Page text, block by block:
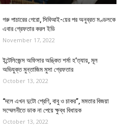
গরু পাচারের গেরো, সিবিআই-য়ের পর অনুব্রত মণ্ডলকে
এবার গ্রেফতার করল ইডি
November 17, 2022
ইন্টেলিজেন্স অফিসার অঙ্কিত শর্মা হ’ত্যায়, মূল
অভিযুক্ত মুন্তাজিম মুসা গ্রেফতার
October 13, 2022
“দলে এখন দুটো শ্রেণি, বাবু ও চাকর”, মমতার বিজয়া
সম্মেলনীতে ডাক না পেয়ে ক্ষুব্ধ বিধায়ক
October 13, 2022